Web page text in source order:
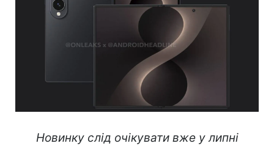
Новинку слід очікувати вже у липні